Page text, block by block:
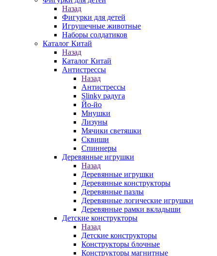
Назад
Фигурки для детей
Игрушечные животные
Наборы солдатиков
Каталог Китай
Назад
Каталог Китай
Антистрессы
Назад
Антистрессы
Slinky радуга
Йо-йо
Мнушки
Лизуны
Мячики светяшки
Сквиши
Спиннеры
Деревянные игрушки
Назад
Деревянные игрушки
Деревянные конструкторы
Деревянные пазлы
Деревянные логические игрушки
Деревянные рамки вкладыши
Детские конструкторы
Назад
Детские конструкторы
Конструкторы блочные
Конструкторы магнитные